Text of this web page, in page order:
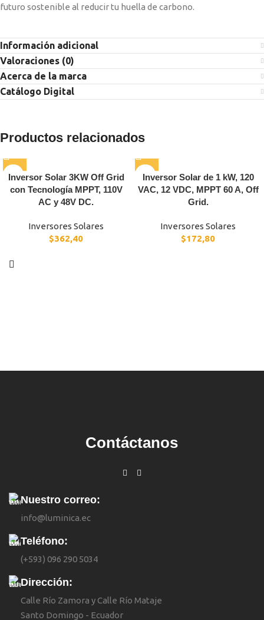
futuro sostenible al reducir tu huella de carbono.
Información adicional
Valoraciones (0)
Acerca de la marca
Catálogo Digital
Productos relacionados
Inversor Solar 3KW Off Grid
con Tecnología MPPT, 110V
AC y 48V DC.
Inversores Solares
$362,40
Inversor Solar de 1 kW, 120
VAC, 12 VDC, MPPT 60 A, Off
Grid.
Inversores Solares
$172,80
Contáctanos
Nuestro correo:
info@luminica.ec
Teléfono:
(+593) 096 290 5034
Dirección:
Calle Río Zamora y Calle Río Mataje
Santo Domingo - Ecuador